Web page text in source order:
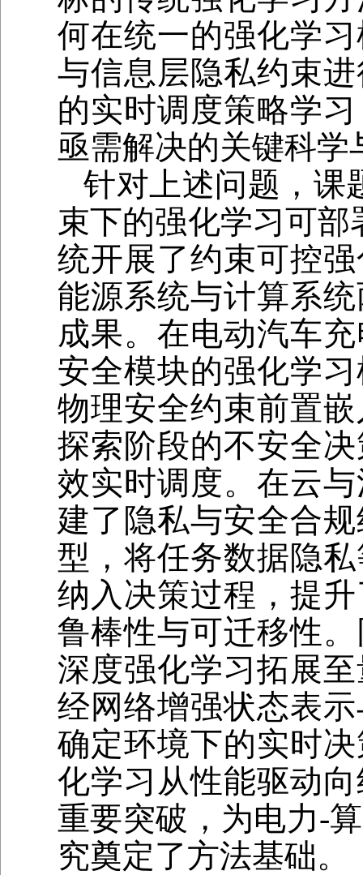
何在统一的强化学
与信息层隐私约束
的实时调度策略学
亟需解决的关键科学
针对上述问题，课
束下的强化学习可
统开展了约束可控
能源系统与计算系
成果。在电动汽车
安全模块的强化学
物理安全约束前置
探索阶段的不安全
效实时调度。在云
建了隐私与安全合
型，将任务数据隐
纳入决策过程，提
鲁棒性与可迁移性
深度强化学习拓展
经网络增强状态表
确定环境下的实时
化学习从性能驱动
重要突破，为电力-
究奠定了方法基础。